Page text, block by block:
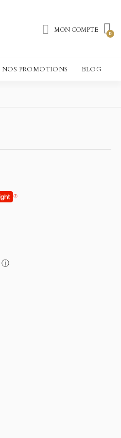
MON COMPTE
NOS PROMOTIONS BLOG
ⓘ